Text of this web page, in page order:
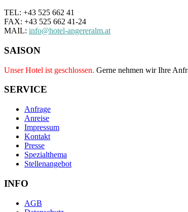
TEL: +43 525 662 41
FAX: +43 525 662 41-24
MAIL: info@hotel-angereralm.at
SAISON
Unser Hotel ist geschlossen. Gerne nehmen wir Ihre
SERVICE
Anfrage
Anreise
Impressum
Kontakt
Presse
Spezialthema
Stellenangebot
INFO
AGB